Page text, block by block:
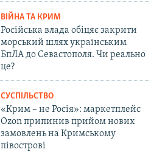
ВІЙНА ТА КРИМ
Російська влада обіцяє закрити
морський шлях українським
БпЛА до Севастополя. Чи реально
це?
СУСПІЛЬСТВО
«Крим – не Росія»: маркетплейс
Ozon припинив прийом нових
замовлень на Кримському
півострові